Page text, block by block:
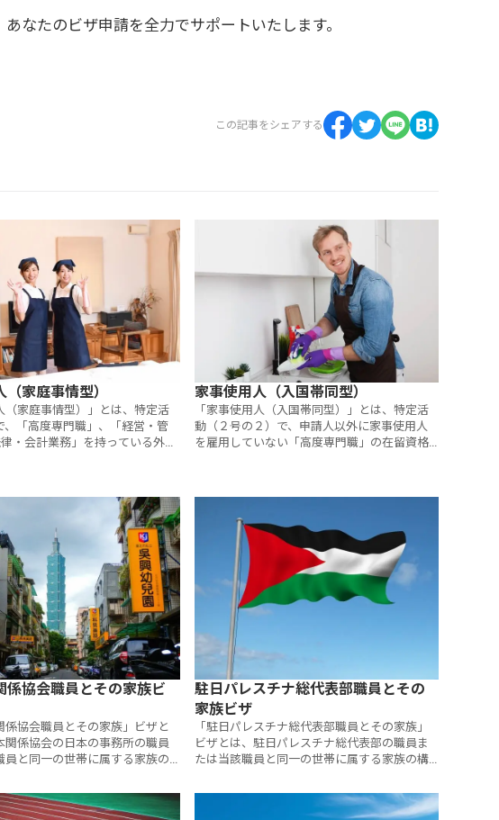
なたのビザ申請を全力でサポートいたします。
この記事をシェアする
家庭事情型）
（家庭事情型）」とは、特定活
、「高度専門職」、「経営・管
・会計業務」を持っている外国
家事使用人（入国帯同型）
「家事使用人（入国帯同型）」とは、特定活
動（２号の２）で、申請人以外に家事使用人
を雇用していない「高度専門職」の在留資格
係協会職員とその家族ビ
係協会職員とその家族」ビザと
関係協会の日本の事務所の職員
員と同一の世帯に属する家族の
駐日パレスチナ総代表部職員とその
家族ビザ
「駐日パレスチナ総代表部職員とその家族」
ビザとは、駐日パレスチナ総代表部の職員ま
たは当該職員と同一の世帯に属する家族の構
留資格です。